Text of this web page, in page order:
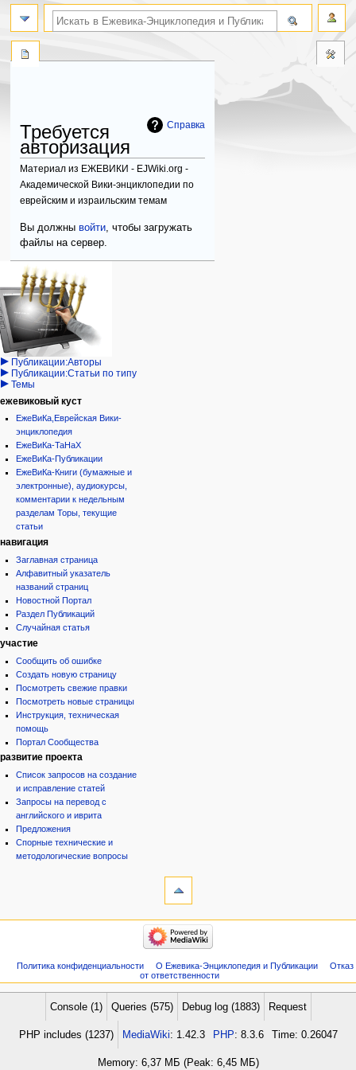
Справка
Требуется
авторизация
Материал из ЕЖЕВИКИ - EJWiki.org -
Академической Вики-энциклопедии по
еврейским и израильским темам
Перейти
к
Перейти
к
Вы должнывойти , чтобы загружать
файлы на сервер.
Навигация
персональные инструменты
войти
запрос
учётной
записи
категории
Израиль:Страна и
государство
Иудаизм
Народ
Проекты
Проекты/Участники/
дополнения
Публикации:Авторы
Публикации:Статьи по типу
Темы
поиск по словам
ежевиковый куст
ЕжеВиКа,Еврейская Вики-
энциклопедия
ЕжеВиКа-ТаНаХ
ЕжеВиКа-Публикации
ЕжеВиКа-Книги (бумажные и
электронные), аудиокурсы,
комментарии к недельным
разделам Торы, текущие
статьи
навигация
Заглавная страница
Алфавитный указатель
названий страниц
Новостной Портал
Раздел Публикаций
Случайная статья
участие
Сообщить об ошибке
Создать новую страницу
Посмотреть свежие правки
Посмотреть новые страницы
Инструкция, техническая
помощь
Портал Сообщества
развитие проекта
Список запросов на создание
и исправление статей
Запросы на перевод с
английского и иврита
Предложения
Спорные технические и
методологические вопросы
категории
Народ
Проекты
Проекты/Участники/
дополнения
Публикации:Авторы
Темы
Политика конфиденциальности О Ежевика-Энциклопедия и Публикации
Отказ
от ответственности
Console (1) Queries (575) Debug log (1883) Request
PHP includes (1237) MediaWiki: 1.42.3 PHP: 8.3.6 Time: 0.26047
Memory: 6,37 МБ (Peak: 6,45 МБ)